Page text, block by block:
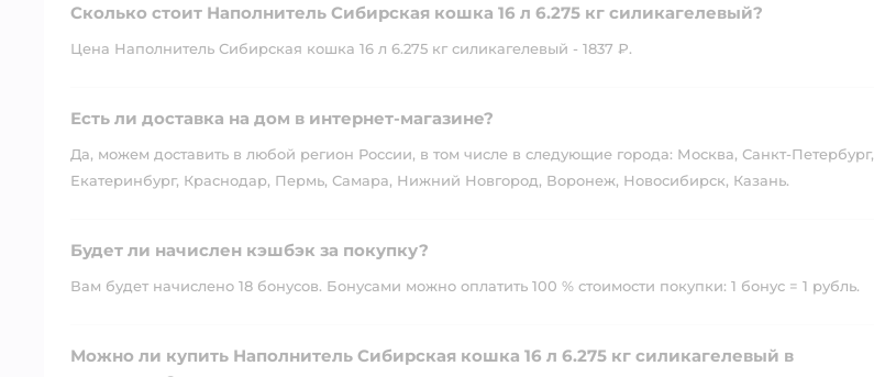
Сколько стоит Наполнитель Сибирская кошка 16 л 6.275 кг силикагелевый?
Цена Наполнитель Сибирская кошка 16 л 6.275 кг силикагелевый - 1837 ₽.
Есть ли доставка на дом в интернет-магазине?
Да, можем доставить в любой регион России, в том числе в следующие города: Москва, Санкт-Петербург,
Екатеринбург, Краснодар, Пермь, Самара, Нижний Новгород, Воронеж, Новосибирск, Казань.
Будет ли начислен кэшбэк за покупку?
Вам будет начислено 18 бонусов. Бонусами можно оплатить 100 % стоимости покупки: 1 бонус = 1 рубль.
Можно ли купить Наполнитель Сибирская кошка 16 л 6.275 кг силикагелевый в